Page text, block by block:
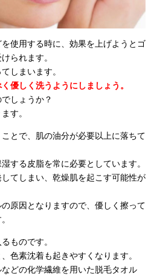
使用する時に、効果を上げようとゴ
られます。
しまいます。
優しく洗うようにしましょう。
しょうか？
す。
とで、肌の油分が必要以上に落ちて
する皮脂を常に必要としています。
てしまい、乾燥肌を起こす可能性が
原因となりますので、優しく擦って
ものです。
色素沈着も起きやすくなります。
どの化学繊維を用いた脱毛タオル